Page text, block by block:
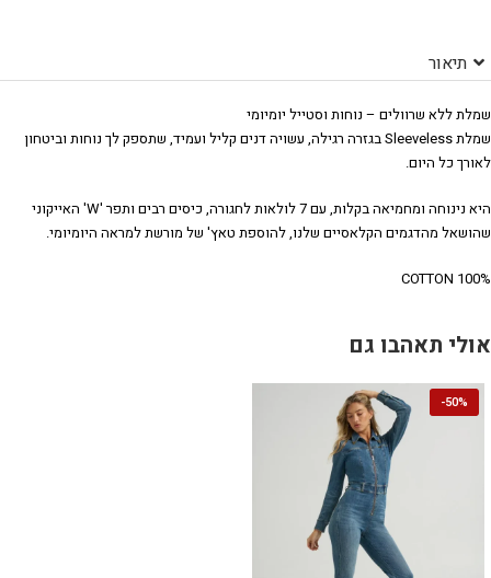
תיאור
שמלת ללא שרוולים – נוחות וסטייל יומיומי
שמלת Sleeveless בגזרה רגילה, עשויה דנים קליל ועמיד, שתספק לך נוחות וביטחון
לאורך כל היום.
היא נינוחה ומחמיאה בקלות, עם 7 לולאות לחגורה, כיסים רבים ותפר 'W' האייקוני
שהושאל מהדגמים הקלאסיים שלנו, להוספת טאץ' של מורשת למראה היומיומי.
100% COTTON
אולי תאהבו גם
50%
-